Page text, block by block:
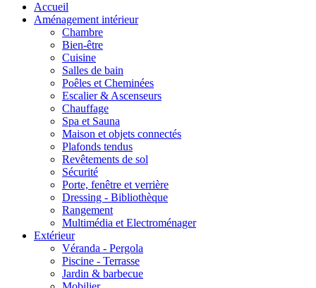
Accueil
Aménagement intérieur
Chambre
Bien-être
Cuisine
Salles de bain
Poêles et Cheminées
Escalier & Ascenseurs
Chauffage
Spa et Sauna
Maison et objets connectés
Plafonds tendus
Revêtements de sol
Sécurité
Porte, fenêtre et verrière
Dressing - Bibliothèque
Rangement
Multimédia et Electroménager
Extérieur
Véranda - Pergola
Piscine - Terrasse
Jardin & barbecue